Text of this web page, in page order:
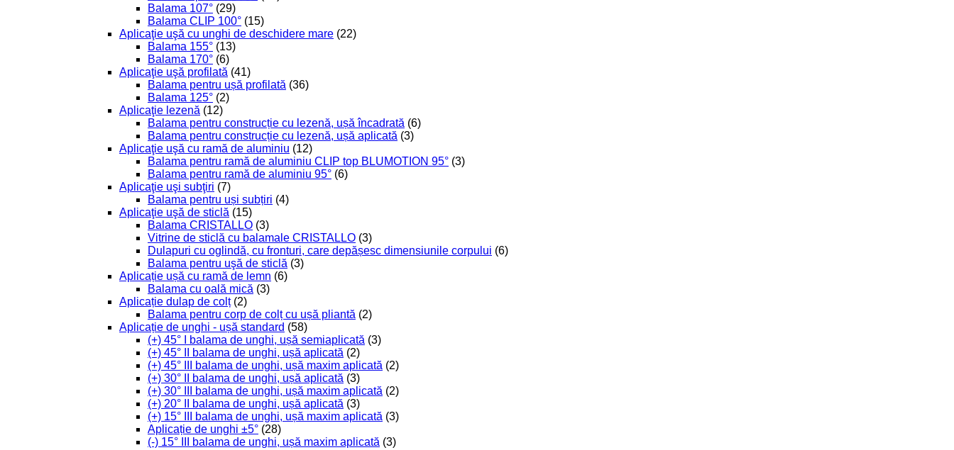
Balama 107° (29)
Balama CLIP 100° (15)
Aplicaţie uşă cu unghi de deschidere mare (22)
Balama 155° (13)
Balama 170° (6)
Aplicaţie uşă profilată (41)
Balama pentru ușă profilată (36)
Balama 125° (2)
Aplicaţie lezenă (12)
Balama pentru construcție cu lezenă, ușă încadrată (6)
Balama pentru construcție cu lezenă, ușă aplicată (3)
Aplicaţie uşă cu ramă de aluminiu (12)
Balama pentru ramă de aluminiu CLIP top BLUMOTION 95° (3)
Balama pentru ramă de aluminiu 95° (6)
Aplicaţie uşi subţiri (7)
Balama pentru uși subțiri (4)
Aplicaţie uşă de sticlă (15)
Balama CRISTALLO (3)
Vitrine de sticlă cu balamale CRISTALLO (3)
Dulapuri cu oglindă, cu fronturi, care depășesc dimensiunile corpului (6)
Balama pentru uşă de sticlă (3)
Aplicație ușă cu ramă de lemn (6)
Balama cu oală mică (3)
Aplicație dulap de colț (2)
Balama pentru corp de colț cu ușă pliantă (2)
Aplicație de unghi - ușă standard (58)
(+) 45° I balama de unghi, ușă semiaplicată (3)
(+) 45° II balama de unghi, ușă aplicată (2)
(+) 45° III balama de unghi, ușă maxim aplicată (2)
(+) 30° II balama de unghi, ușă aplicată (3)
(+) 30° III balama de unghi, ușă maxim aplicată (2)
(+) 20° II balama de unghi, ușă aplicată (3)
(+) 15° III balama de unghi, ușă maxim aplicată (3)
Aplicație de unghi ±5° (28)
(-) 15° III balama de unghi, ușă maxim aplicată (3)